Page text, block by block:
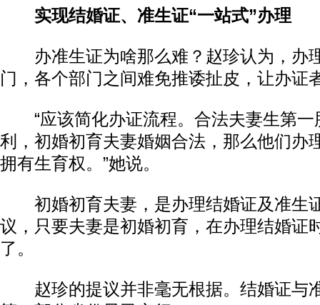
实现结婚证、准生证“一站式”办理
办准生证为啥那么难？赵珍认为，办
门，各个部门之间难免推诿扯皮，让办证
“应该简化办证流程。合法夫妻生第一
利，初婚初育夫妻婚姻合法，那么他们办
拥有生育权。”她说。
初婚初育夫妻，是办理结婚证及准生证
议，只要夫妻是初婚初育，在办理结婚证
了。
赵珍的提议并非毫无根据。结婚证与